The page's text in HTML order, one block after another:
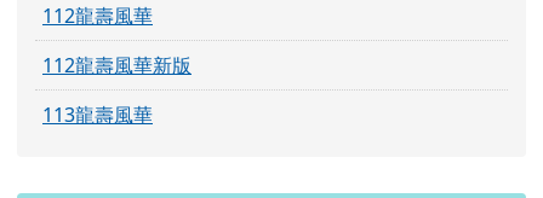
112龍壽風華
112龍壽風華新版
113龍壽風華